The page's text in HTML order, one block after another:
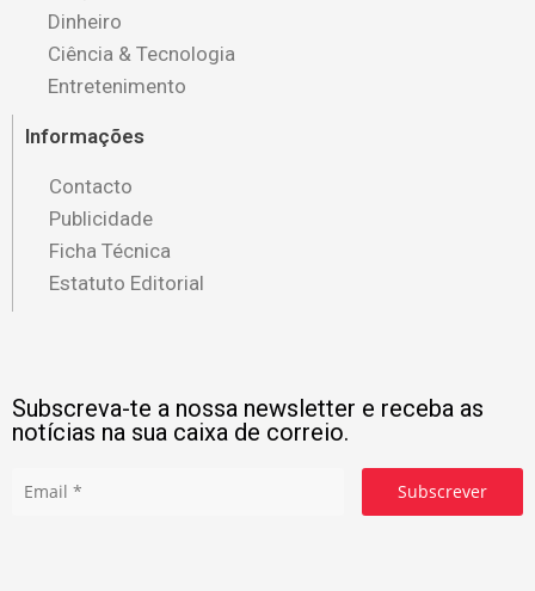
Dinheiro
Ciência & Tecnologia
Entretenimento
Informações
Contacto
Publicidade
Ficha Técnica
Estatuto Editorial
Subscreva-te a nossa newsletter e receba as
notícias na sua caixa de correio.
Subscrever